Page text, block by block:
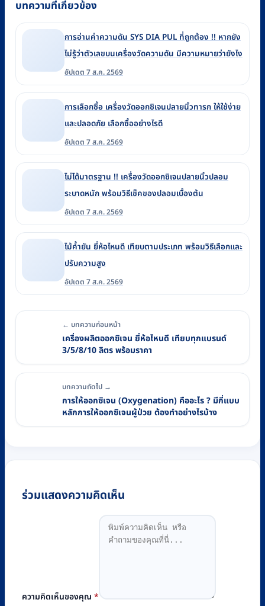
บทความที่เกี่ยวข้อง
การอ่านค่าความดัน SYS DIA PUL ที่ถูกต้อง !! หากยัง
ไม่รู้ว่าตัวเลขบนเครื่องวัดความดัน มีความหมายว่ายังไง
อัปเดต 7 ส.ค. 2569
การเลือกซื้อ เครื่องวัดออกซิเจนปลายนิ้วทารก ให้ใช้ง่าย
และปลอดภัย เลือกซื้ออย่างไรดี
อัปเดต 7 ส.ค. 2569
ไม่ได้มาตรฐาน !! เครื่องวัดออกซิเจนปลายนิ้วปลอม
ระบาดหนัก พร้อมวิธีเช็คของปลอมเบื้องต้น
อัปเดต 7 ส.ค. 2569
ไม้ค้ำยัน ยี่ห้อไหนดี เทียบตามประเภท พร้อมวิธีเลือกและ
ปรับความสูง
อัปเดต 7 ส.ค. 2569
← บทความก่อนหน้า
เครื่องผลิตออกซิเจน ยี่ห้อไหนดี เทียบทุกแบรนด์
3/5/8/10 ลิตร พร้อมราคา
บทความถัดไป →
การให้ออกซิเจน (Oxygenation) คืออะไร ? มีกี่แบบ
หลักการให้ออกซิเจนผู้ป่วย ต้องทำอย่างไรบ้าง
ร่วมแสดงความคิดเห็น
ความคิดเห็นของคุณ *